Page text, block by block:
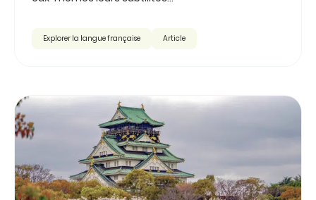
Explorer la langue française Article